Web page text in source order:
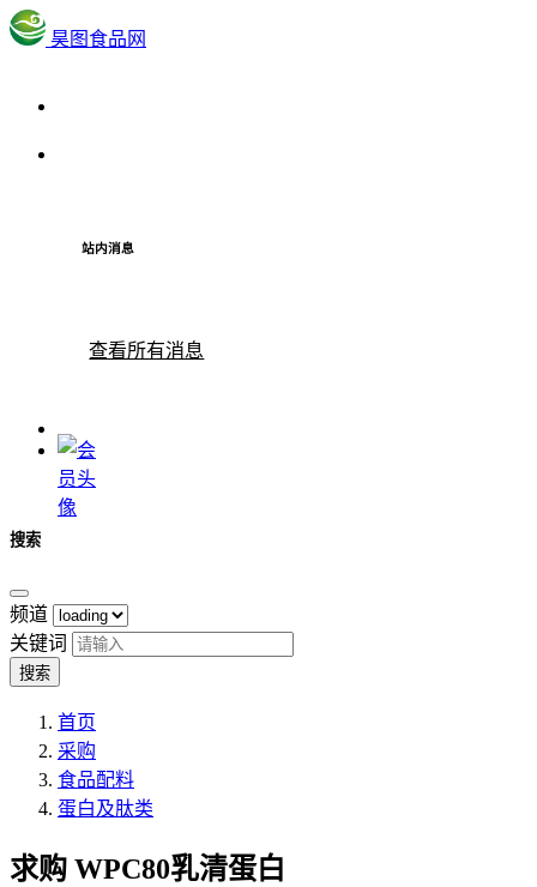
昊图食品网
站内消息
查看所有消息
搜索
频道
关键词
搜索
首页
采购
食品配料
蛋白及肽类
求购 WPC80乳清蛋白